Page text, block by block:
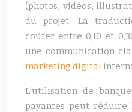
(photos, vidéos,
du projet. La
coûter entre 0,10 et
une communication
marketing digital
L’utilisation de
payantes peut